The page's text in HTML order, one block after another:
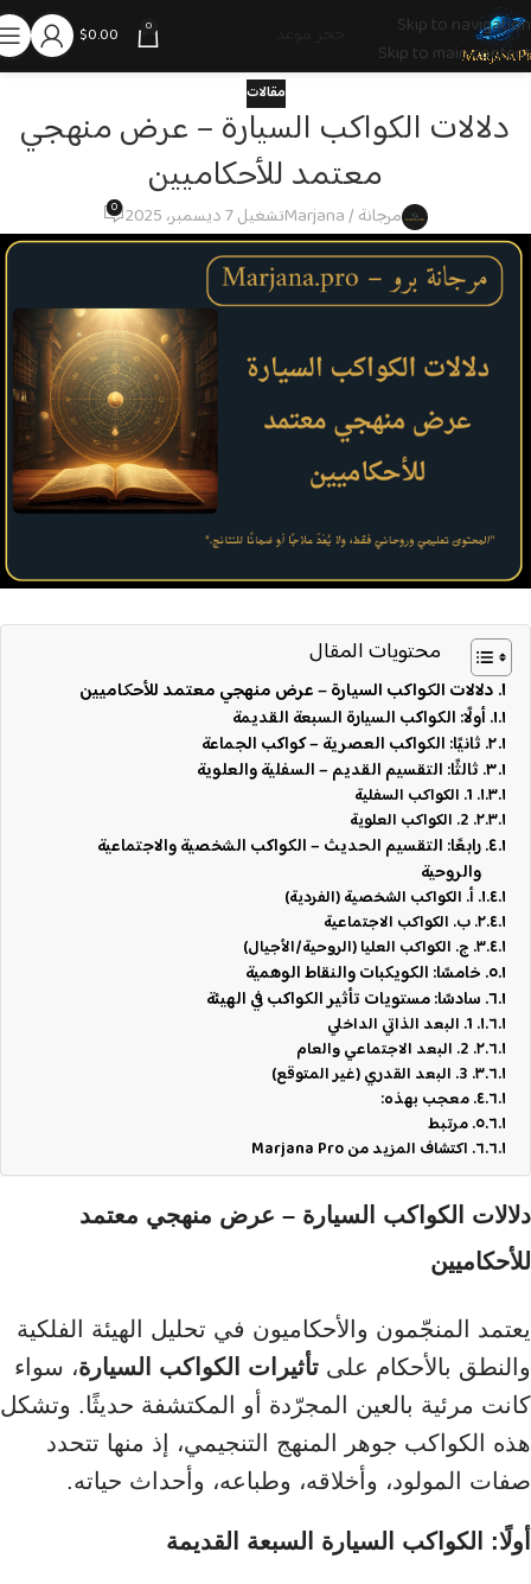
Skip to navigation
Skip to main content
0
$0.00
مقالات
دلالات الكواكب السيارة – عرض منهجي
معتمد للأحكاميين
مرجانة / Marjana تشغيل 7 ديسمبر، 2025 0
محتويات المقال
دلالات الكواكب السيارة – عرض منهجي معتمد للأحكاميين
أولًا: الكواكب السيارة السبعة القديمة
ثانيًا: الكواكب العصرية – كواكب الجماعة
ثالثًا: التقسيم القديم – السفلية والعلوية
1. الكواكب السفلية
2. الكواكب العلوية
رابعًا: التقسيم الحديث – الكواكب الشخصية والاجتماعية
والروحية
أ. الكواكب الشخصية (الفردية)
ب. الكواكب الاجتماعية
ج. الكواكب العليا (الروحية/الأجيال)
خامسًا: الكويكبات والنقاط الوهمية
سادسًا: مستويات تأثير الكواكب في الهيئة
1. البعد الذاتي الداخلي
2. البعد الاجتماعي والعام
3. البعد القدري (غير المتوقع)
معجب بهذه:
مرتبط
اكتشاف المزيد من Marjana Pro
دلالات الكواكب السيارة – عرض منهجي معتمد
للأحكاميين
يعتمد المنجّمون والأحكاميون في تحليل الهيئة الفلكية
والنطق بالأحكام على تأثيرات الكواكب السيارة، سواء
كانت مرئية بالعين المجرّدة أو المكتشفة حديثًا. وتشكل
هذه الكواكب جوهر المنهج التنجيمي، إذ منها تتحدد
صفات المولود، وأخلاقه، وطباعه، وأحداث حياته.
أولًا: الكواكب السيارة السبعة القديمة